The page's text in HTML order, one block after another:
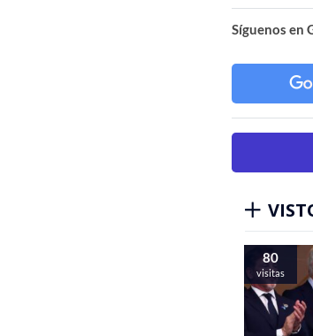
Síguenos en
80
visitas